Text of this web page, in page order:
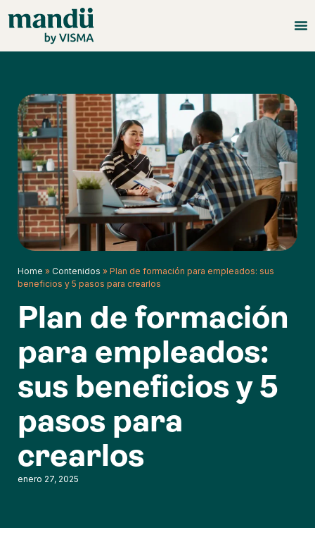
Home » Contenidos » Plan de formación para empleados: sus
beneficios y 5 pasos para crearlos
Plan de formación
para empleados:
sus beneficios y 5
pasos para
crearlos
enero 27, 2025